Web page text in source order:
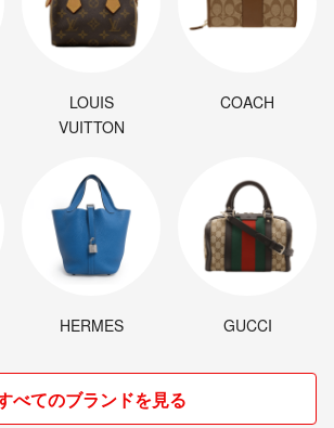
LOUIS
VUITTON
COACH
HERMES GUCCI
べてのブランドを見る